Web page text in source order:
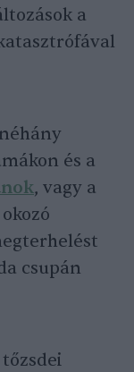
a
és a
, vagy a
csupán